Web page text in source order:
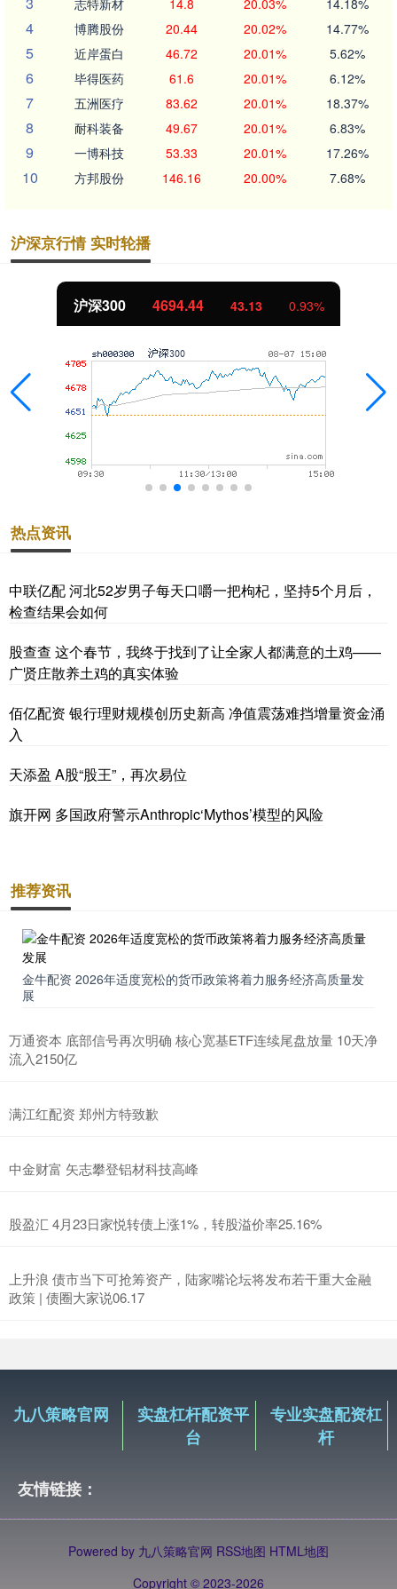
志特新材 14.8 20.03% 14.18%
4 博腾股份 20.44 20.02% 14.77%
5 近岸蛋白 46.72 20.01% 5.62%
6 毕得医药 61.6 20.01% 6.12%
7 五洲医疗 83.62 20.01% 18.37%
8 耐科装备 49.67 20.01% 6.83%
9 一博科技 53.33 20.01% 17.26%
10 方邦股份 146.16 20.00% 7.68%
沪深京行情 实时轮播
沪深300 4694.44 43.13 0.93%
热点资讯
中联亿配 河北52岁男子每天口嚼一把枸杞，坚持5个月后，
检查结果会如何
股查查 这个春节，我终于找到了让全家人都满意的土鸡——
广贤庄散养土鸡的真实体验
佰亿配资 银行理财规模创历史新高 净值震荡难挡增量资金涌
入
天添盈 A股“股王”，再次易位
旗开网 多国政府警示Anthropic‘Mythos’模型的风险
推荐资讯
金牛配资 2026年适度宽松的货币政策将着力服务经济高质量发
展
万通资本 底部信号再次明确 核心宽基ETF连续尾盘放量 10天净
流入2150亿
满江红配资 郑州方特致歉
中金财富 矢志攀登铝材科技高峰
股盈汇 4月23日家悦转债上涨1%，转股溢价率25.16%
上升浪 债市当下可抢筹资产，陆家嘴论坛将发布若干重大金融
政策 | 债圈大家说06.17
九八策略官网
实盘杠杆配资平
台
专业实盘配资杠
杆
友情链接：
Powered by 九八策略官网 RSS地图 HTML地图
Copyright © 2023-2026